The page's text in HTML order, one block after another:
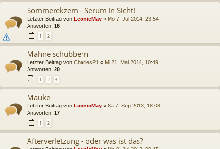
Sommerekzem - Serum in Sicht!
Letzter Beitrag von LeonieMay « Mo 7. Jul 2014, 23:54
Antworten: 16
1 2
Mähne schubbern
Letzter Beitrag von CharlesP1 « Mi 21. Mai 2014, 10:49
Antworten: 20
1 2 3
Mauke
Letzter Beitrag von LeonieMay « Sa 7. Sep 2013, 18:08
Antworten: 17
1 2
Afterverletzung - oder was ist das?